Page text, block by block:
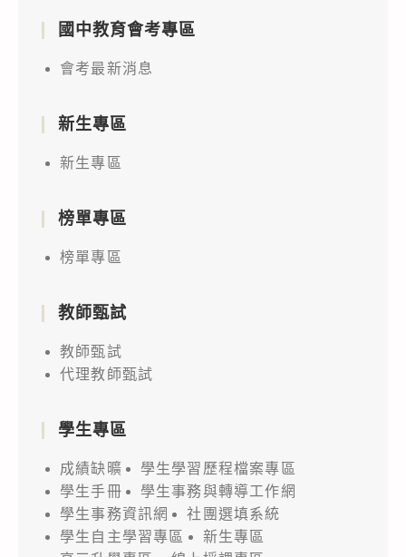
國中教育會考專區
會考最新消息
新生專區
新生專區
榜單專區
榜單專區
教師甄試
教師甄試
代理教師甄試
學生專區
成績缺曠
學生學習歷程檔案專區
學生手冊
學生事務與轉導工作網
學生事務資訊網
社團選填系統
學生自主學習專區
新生專區